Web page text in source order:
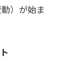
）が始ま